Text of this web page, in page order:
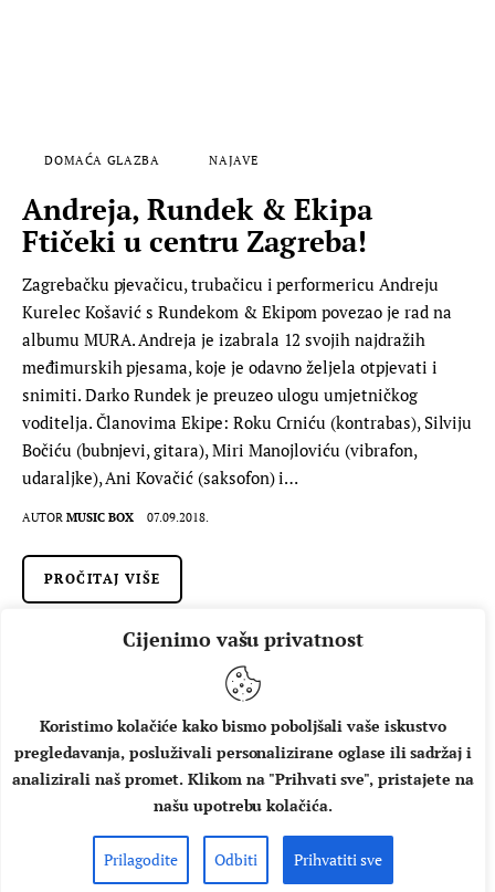
Cijenimo vašu privatnost
Koristimo kolačiće kako bismo poboljšali vaše iskustvo
pregledavanja, posluživali personalizirane oglase ili sadržaj i
analizirali naš promet. Klikom na "Prihvati sve", pristajete na
našu upotrebu kolačića.
Prilagodite Odbiti Prihvatiti sve
DOMAĆA GLAZBA NAJAVE
Andreja, Rundek & Ekipa
Ftičeki u centru Zagreba!
Zagrebačku pjevačicu, trubačicu i performericu Andreju
Kurelec Košavić s Rundekom & Ekipom povezao je rad na
albumu MURA. Andreja je izabrala 12 svojih najdražih
međimurskih pjesama, koje je odavno željela otpjevati i
snimiti. Darko Rundek je preuzeo ulogu umjetničkog
voditelja. Članovima Ekipe: Roku Crniću (kontrabas), Silviju
Bočiću (bubnjevi, gitara), Miri Manojloviću (vibrafon,
udaraljke), Ani Kovačić (saksofon) i…
AUTOR MUSIC BOX 07.09.2018.
PROČITAJ VIŠE
O NAMA IMPRESSUM UVJETI KORIŠTENJA